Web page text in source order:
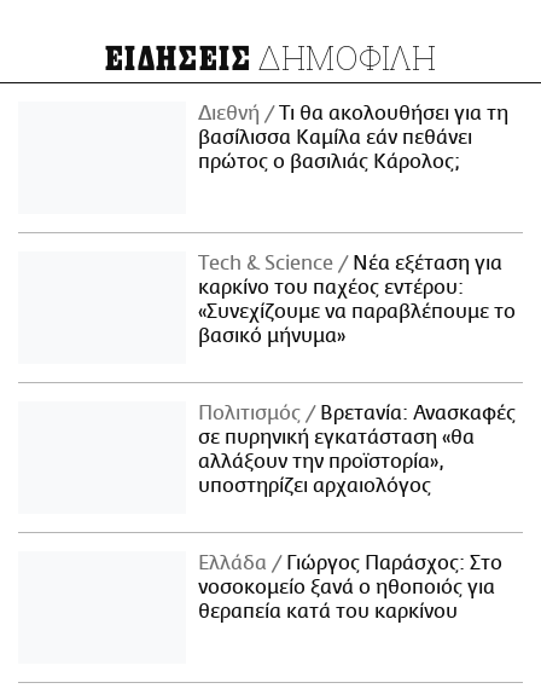
ΕΙΔΗΣΕΙΣ ΔΗΜΟΦΙΛΗ
Διεθνή
Τι θα ακολουθήσει για τη
βασίλισσα Καμίλα εάν πεθάνει
πρώτος ο βασιλιάς Κάρολος;
Τech & Science
Νέα εξέταση για
καρκίνο του παχέος εντέρου:
«Συνεχίζουμε να παραβλέπουμε το
βασικό μήνυμα»
Πολιτισμός
Βρετανία: Ανασκαφές
σε πυρηνική εγκατάσταση «θα
αλλάξουν την προϊστορία»,
υποστηρίζει αρχαιολόγος
Ελλάδα
Γιώργος Παράσχος: Στο
νοσοκομείο ξανά ο ηθοποιός για
θεραπεία κατά του καρκίνου